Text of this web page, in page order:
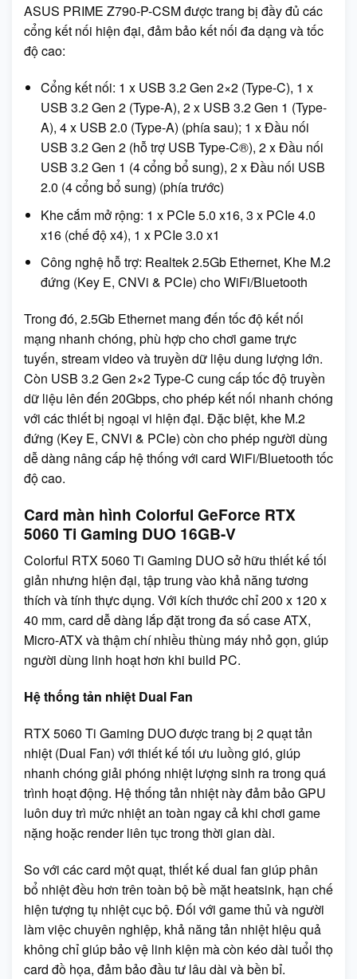
ASUS PRIME Z790-P-CSM được trang bị đầy đủ các
cổng kết nối hiện đại, đảm bảo kết nối đa dạng và tốc
độ cao:
Cổng kết nối: 1 x USB 3.2 Gen 2×2 (Type-C), 1 x
USB 3.2 Gen 2 (Type-A), 2 x USB 3.2 Gen 1 (Type-
A), 4 x USB 2.0 (Type-A) (phía sau); 1 x Đầu nối
USB 3.2 Gen 2 (hỗ trợ USB Type-C®), 2 x Đầu nối
USB 3.2 Gen 1 (4 cổng bổ sung), 2 x Đầu nối USB
2.0 (4 cổng bổ sung) (phía trước)
Khe cắm mở rộng: 1 x PCIe 5.0 x16, 3 x PCIe 4.0
x16 (chế độ x4), 1 x PCIe 3.0 x1
Công nghệ hỗ trợ: Realtek 2.5Gb Ethernet, Khe M.2
đứng (Key E, CNVi & PCIe) cho WiFi/Bluetooth
Trong đó, 2.5Gb Ethernet mang đến tốc độ kết nối
mạng nhanh chóng, phù hợp cho chơi game trực
tuyến, stream video và truyền dữ liệu dung lượng lớn.
Còn USB 3.2 Gen 2×2 Type-C cung cấp tốc độ truyền
dữ liệu lên đến 20Gbps, cho phép kết nối nhanh chóng
với các thiết bị ngoại vi hiện đại. Đặc biệt, khe M.2
đứng (Key E, CNVi & PCIe) còn cho phép người dùng
dễ dàng nâng cấp hệ thống với card WiFi/Bluetooth tốc
độ cao.
Card màn hình Colorful GeForce RTX
5060 Ti Gaming DUO 16GB-V
Colorful RTX 5060 Ti Gaming DUO sở hữu thiết kế tối
giản nhưng hiện đại, tập trung vào khả năng tương
thích và tính thực dụng. Với kích thước chỉ 200 x 120 x
40 mm, card dễ dàng lắp đặt trong đa số case ATX,
Micro-ATX và thậm chí nhiều thùng máy nhỏ gọn, giúp
người dùng linh hoạt hơn khi build PC.
Hệ thống tản nhiệt Dual Fan
RTX 5060 Ti Gaming DUO được trang bị 2 quạt tản
nhiệt (Dual Fan) với thiết kế tối ưu luồng gió, giúp
nhanh chóng giải phóng nhiệt lượng sinh ra trong quá
trình hoạt động. Hệ thống tản nhiệt này đảm bảo GPU
luôn duy trì mức nhiệt an toàn ngay cả khi chơi game
nặng hoặc render liên tục trong thời gian dài.
So với các card một quạt, thiết kế dual fan giúp phân
bổ nhiệt đều hơn trên toàn bộ bề mặt heatsink, hạn chế
hiện tượng tụ nhiệt cục bộ. Đối với game thủ và người
làm việc chuyên nghiệp, khả năng tản nhiệt hiệu quả
không chỉ giúp bảo vệ linh kiện mà còn kéo dài tuổi thọ
card đồ họa, đảm bảo đầu tư lâu dài và bền bỉ.